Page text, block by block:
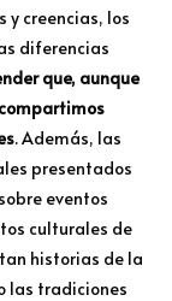
y creencias, los
diferencias
que, aunque
. Además, las
presentados
eventos
culturales de
historias de la
las tradiciones